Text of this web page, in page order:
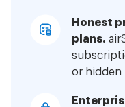
Honest
plans.
or hidden